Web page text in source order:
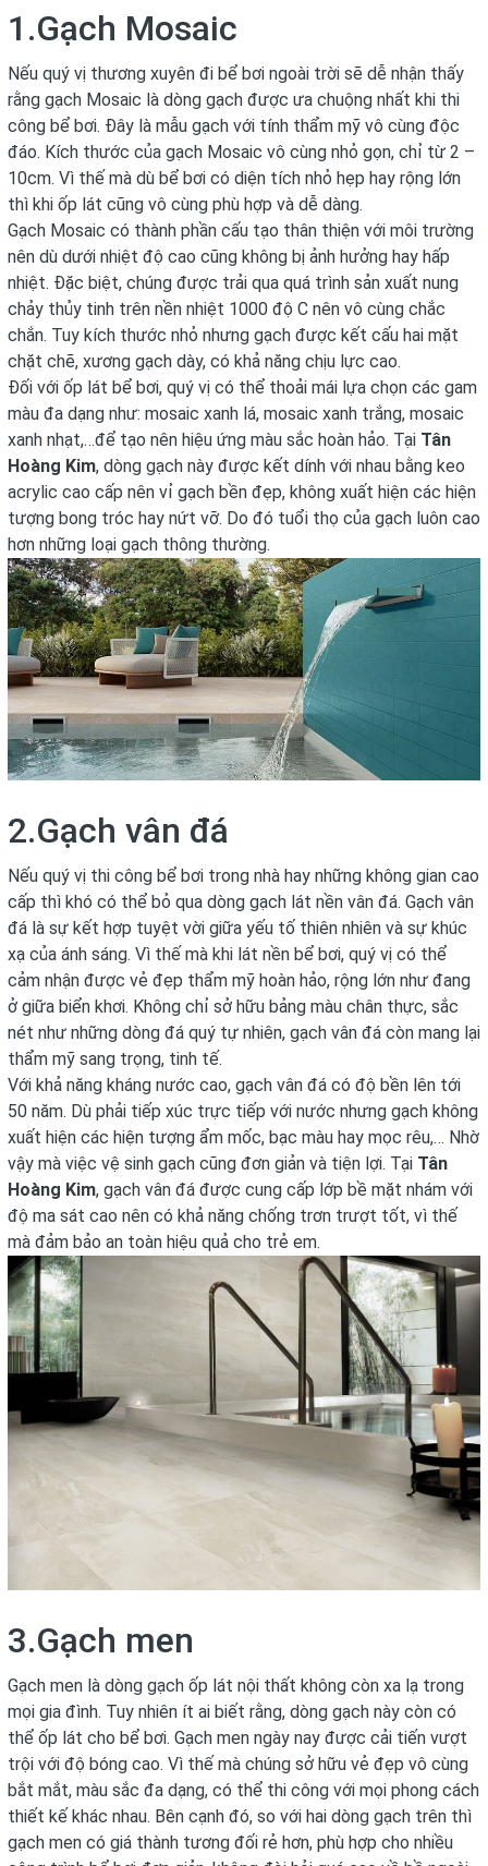
1.Gạch Mosaic
Nếu quý vị thương xuyên đi bể bơi ngoài trời sẽ dễ nhận thấy
rằng gạch Mosaic là dòng gạch được ưa chuộng nhất khi thi
công bể bơi. Đây là mẫu gạch với tính thẩm mỹ vô cùng độc
đáo. Kích thước của gạch Mosaic vô cùng nhỏ gọn, chỉ từ 2 –
10cm. Vì thế mà dù bể bơi có diện tích nhỏ hẹp hay rộng lớn
thì khi ốp lát cũng vô cùng phù hợp và dễ dàng.
Gạch Mosaic có thành phần cấu tạo thân thiện với môi trường
nên dù dưới nhiệt độ cao cũng không bị ảnh hưởng hay hấp
nhiệt. Đặc biệt, chúng được trải qua quá trình sản xuất nung
chảy thủy tinh trên nền nhiệt 1000 độ C nên vô cùng chắc
chắn. Tuy kích thước nhỏ nhưng gạch được kết cấu hai mặt
chặt chẽ, xương gạch dày, có khả năng chịu lực cao.
Đối với ốp lát bể bơi, quý vị có thể thoải mái lựa chọn các gam
màu đa dạng như: mosaic xanh lá, mosaic xanh trắng, mosaic
xanh nhạt,…để tạo nên hiệu ứng màu sắc hoàn hảo. Tại Tân
Hoàng Kim, dòng gạch này được kết dính với nhau bằng keo
acrylic cao cấp nên vỉ gạch bền đẹp, không xuất hiện các hiện
tượng bong tróc hay nứt vỡ. Do đó tuổi thọ của gạch luôn cao
hơn những loại gạch thông thường.
2.Gạch vân đá
Nếu quý vị thi công bể bơi trong nhà hay những không gian cao
cấp thì khó có thể bỏ qua dòng gạch lát nền vân đá. Gạch vân
đá là sự kết hợp tuyệt vời giữa yếu tố thiên nhiên và sự khúc
xạ của ánh sáng. Vì thế mà khi lát nền bể bơi, quý vị có thể
cảm nhận được vẻ đẹp thẩm mỹ hoàn hảo, rộng lớn như đang
ở giữa biển khơi. Không chỉ sở hữu bảng màu chân thực, sắc
nét như những dòng đá quý tự nhiên, gạch vân đá còn mang lại
thẩm mỹ sang trọng, tinh tế.
Với khả năng kháng nước cao, gạch vân đá có độ bền lên tới
50 năm. Dù phải tiếp xúc trực tiếp với nước nhưng gạch không
xuất hiện các hiện tượng ẩm mốc, bạc màu hay mọc rêu,… Nhờ
vậy mà việc vệ sinh gạch cũng đơn giản và tiện lợi. Tại Tân
Hoàng Kim, gạch vân đá được cung cấp lớp bề mặt nhám với
độ ma sát cao nên có khả năng chống trơn trượt tốt, vì thế
mà đảm bảo an toàn hiệu quả cho trẻ em.
3.Gạch men
Gạch men là dòng gạch ốp lát nội thất không còn xa lạ trong
mọi gia đình. Tuy nhiên ít ai biết rằng, dòng gạch này còn có
thể ốp lát cho bể bơi. Gạch men ngày nay được cải tiến vượt
trội với độ bóng cao. Vì thế mà chúng sở hữu vẻ đẹp vô cùng
bắt mắt, màu sắc đa dạng, có thể thi công với mọi phong cách
thiết kế khác nhau. Bên cạnh đó, so với hai dòng gạch trên thì
gạch men có giá thành tương đối rẻ hơn, phù hợp cho nhiều